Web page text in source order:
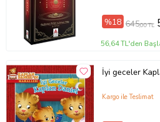
%18 645,00 TL
56,64 TL'den
İyi geceler
Kargo ile Teslimat